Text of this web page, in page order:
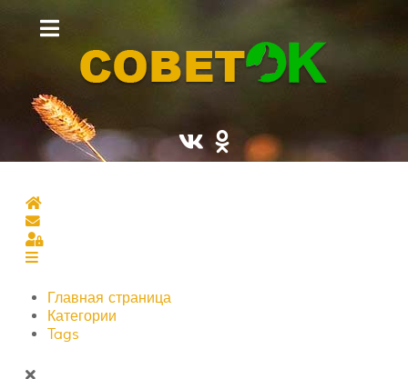
Главная страница
Подписаться на блог
Sign In
Главная страница
Категории
Tags